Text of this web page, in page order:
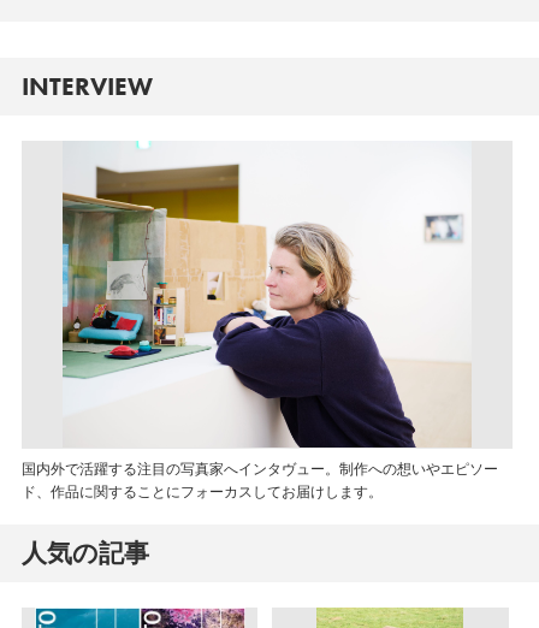
INTERVIEW
国内外で活躍する注目の写真家へインタヴュー。制作への想いやエピソー
ド、作品に関することにフォーカスしてお届けします。
人気の記事